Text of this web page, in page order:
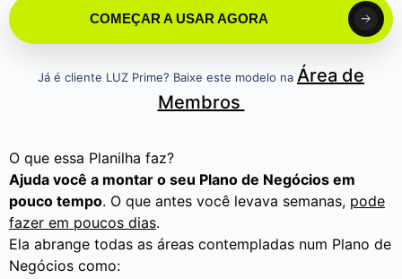
COMEÇAR A USAR AGORA
Já é cliente LUZ Prime? Baixe este modelo na Área de
Membros
O que essa Planilha faz?
Ajuda você a montar o seu Plano de Negócios em
pouco tempo. O que antes você levava semanas, pode
fazer em poucos dias.
Ela abrange todas as áreas contempladas num Plano de
Negócios como: